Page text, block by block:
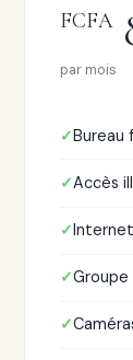
FCFA
par mois
Bureau
Accès